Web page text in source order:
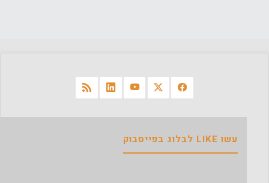
ביאליק
עשו LIKE לבלוג בפייסבוק